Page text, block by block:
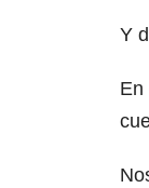
Y
En